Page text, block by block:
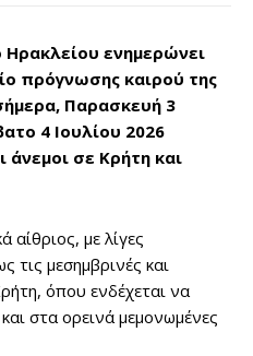
Ηρακλείου ενημερώνει
πρόγνωσης καιρού της
Παρασκευή 3
4 Ιουλίου 2026
άνεμοι σε Κρήτη και
αίθριος, με λίγες
τις μεσημβρινές και
όπου ενδέχεται να
στα ορεινά μεμονωμένες